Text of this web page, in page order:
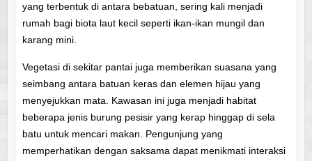
yang terbentuk di antara bebatuan, sering kali menjadi
rumah bagi biota laut kecil seperti ikan-ikan mungil dan
karang mini.
Vegetasi di sekitar pantai juga memberikan suasana yang
seimbang antara batuan keras dan elemen hijau yang
menyejukkan mata. Kawasan ini juga menjadi habitat
beberapa jenis burung pesisir yang kerap hinggap di sela
batu untuk mencari makan. Pengunjung yang
memperhatikan dengan saksama dapat menikmati interaksi